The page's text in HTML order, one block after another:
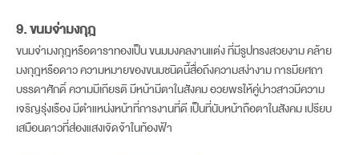
9. ขนมจ่ามงกุฎ
ขนมจ่ามงกุฎหรือดาราทองเป็น ขนมมงคลงานแต่ง ที่มีรูปทรงสวยงาม คล้าย
มงกุฎหรือดาว ความหมายของขนมชนิดนี้สื่อถึงความสง่างาม การมียศถา
บรรดาศักดิ์ ความมีเกียรติ มีหน้ามีตาในสังคม อวยพรให้คู่บ่าวสาวมีความ
เจริญรุ่งเรือง มีตำแหน่งหน้าที่การงานที่ดี เป็นที่นับหน้าถือตาในสังคม เปรียบ
เสมือนดาวที่ส่องแสงเจิดจ้าในท้องฟ้า